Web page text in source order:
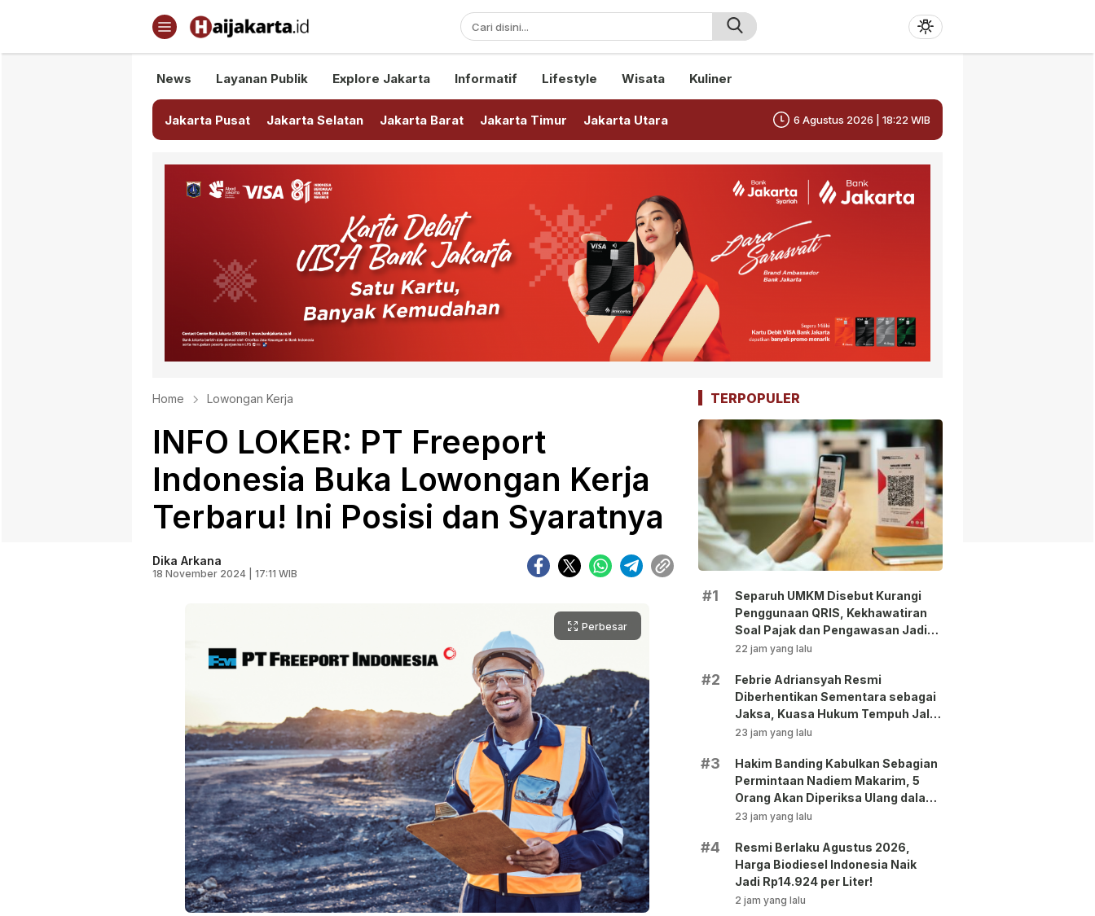
Haijakarta.id
Semua Tentang Jakarta Ada Disini!
News Layanan Publik Explore Jakarta Informatif Lifestyle Wisata Kuliner
Jakarta Pusat Jakarta Selatan Jakarta Barat Jakarta Timur Jakarta Utara 6 Agustus 2026 | 18:22 WIB
Home Lowongan Kerja
INFO LOKER: PT Freeport
Indonesia Buka Lowongan Kerja
Terbaru! Ini Posisi dan Syaratnya
Dika Arkana
18 November 2024 | 17:11 WIB
Perbesar
TERPOPULER
#1
Separuh UMKM Disebut Kurangi
Penggunaan QRIS, Kekhawatiran
Soal Pajak dan Pengawasan Jadi
Sorotan!
22 jam yang lalu
#2
Febrie Adriansyah Resmi
Diberhentikan Sementara sebagai
Jaksa, Kuasa Hukum Tempuh Jalur
Praperadilan!
23 jam yang lalu
#3
Hakim Banding Kabulkan Sebagian
Permintaan Nadiem Makarim, 5
Orang Akan Diperiksa Ulang dalam
Kasus Chromebook!
23 jam yang lalu
#4
Resmi Berlaku Agustus 2026,
Harga Biodiesel Indonesia Naik
Jadi Rp14.924 per Liter!
2 jam yang lalu